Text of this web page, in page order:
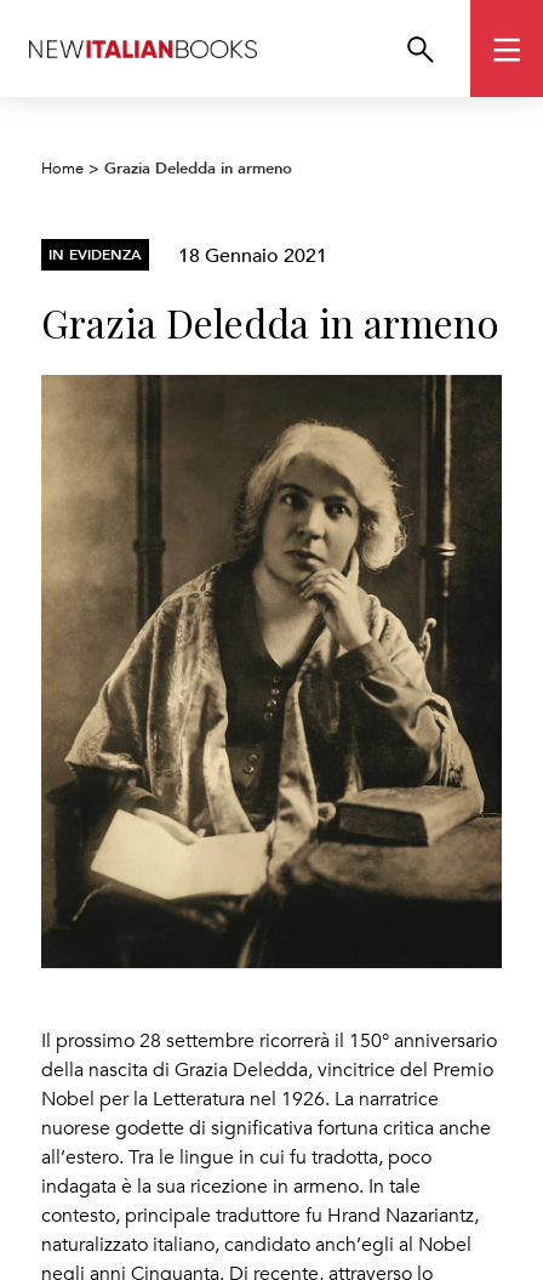
Home >Grazia Deledda in armeno
IN EVIDENZA 18 Gennaio 2021
Grazia Deledda in armeno
Il prossimo 28 settembre ricorrerà il 150° anniversario
della nascita di Grazia Deledda, vincitrice del Premio
Nobel per la Letteratura nel 1926. La narratrice
nuorese godette di significativa fortuna critica anche
all’estero. Tra le lingue in cui fu tradotta, poco
indagata è la sua ricezione in armeno. In tale
contesto, principale traduttore fu Hrand Nazariantz,
naturalizzato italiano, candidato anch’egli al Nobel
negli anni Cinquanta. Di recente, attraverso lo